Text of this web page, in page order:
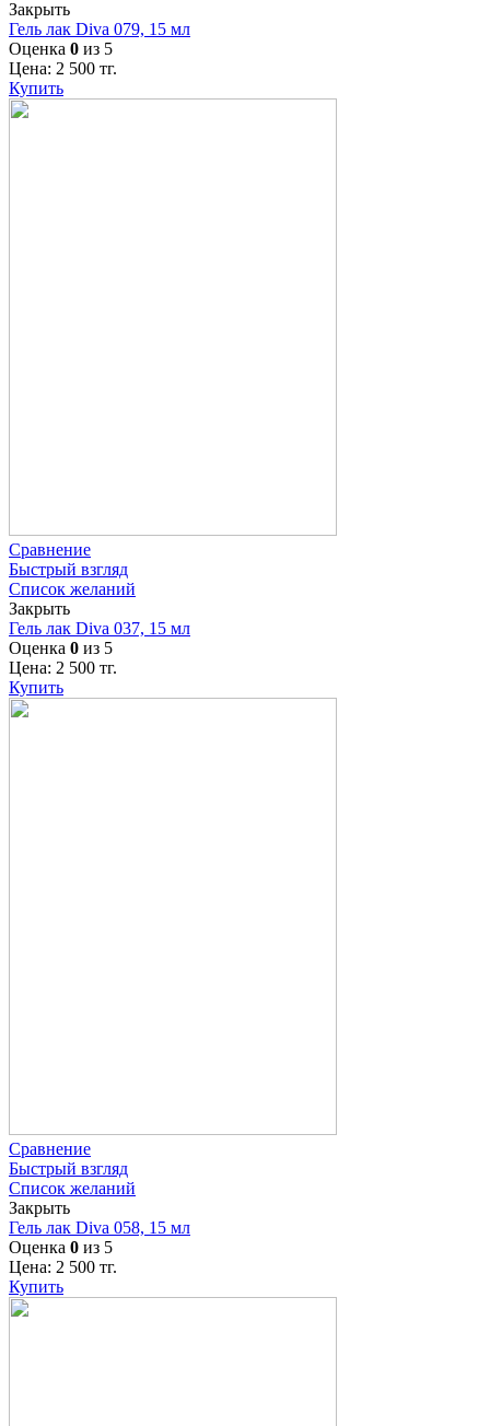
Закрыть
Гель лак Diva 079, 15 мл
Оценка 0 из 5
Цена: 2 500 тг.
Купить
Сравнение
Быстрый взгляд
Список желаний
Закрыть
Гель лак Diva 037, 15 мл
Оценка 0 из 5
Цена: 2 500 тг.
Купить
Сравнение
Быстрый взгляд
Список желаний
Закрыть
Гель лак Diva 058, 15 мл
Оценка 0 из 5
Цена: 2 500 тг.
Купить